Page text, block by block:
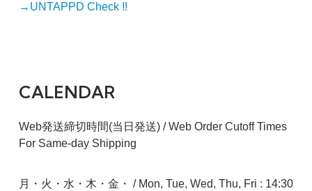
→UNTAPPD Check !!
CALENDAR
Web発送締切時間(当日発送) / Web Order Cutoff Times
For Same-day Shipping
月・火・水・木・金・ / Mon, Tue, Wed, Thu, Fri : 14:30